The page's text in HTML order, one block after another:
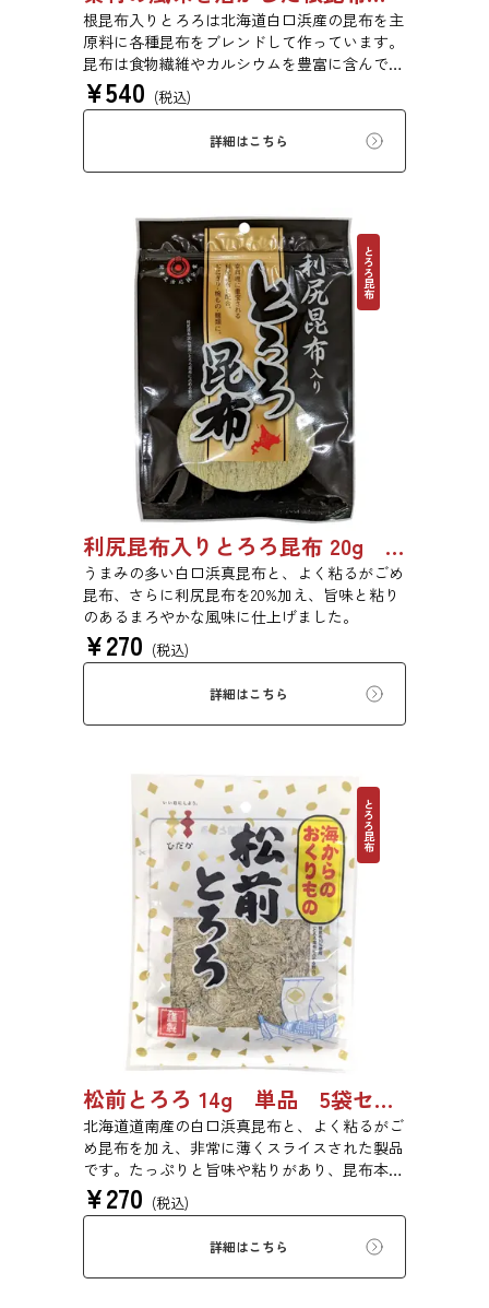
根昆布入りとろろは北海道白口浜産の昆布を主
原料に各種昆布をブレンドして作っています。
昆布は食物繊維やカルシウムを豊富に含んでい
ます。薄くふんわりと削っており、ご飯やお吸
い物、うどんに入れて美味しく召し上がれま
す。お口の中でとろーり、つるっと広がる根昆
布入りとろろを是非ご賞味ください。
¥540 (税込)
詳細はこちら
とろろ昆布
利尻昆布入りとろろ昆布 20g 3436
うまみの多い白口浜真昆布と、よく粘るがごめ
昆布、さらに利尻昆布を20%加え、旨味と粘り
のあるまろやかな風味に仕上げました。
¥270 (税込)
詳細はこちら
とろろ昆布
松前とろろ 14g 単品 5袋セット 20袋セット 3443
北海道道南産の白口浜真昆布と、よく粘るがご
め昆布を加え、非常に薄くスライスされた製品
です。たっぷりと旨味や粘りがあり、昆布本来
の風味を存分にご賞味いただけます。現代の食
生活にぜひ一日一度、お好みの量をお召し上が
¥270 (税込)
詳細はこちら